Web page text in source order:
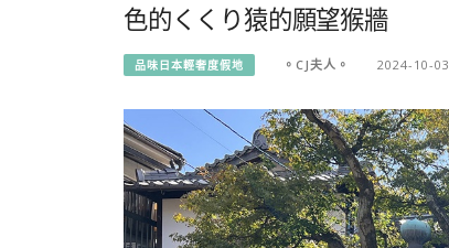
色的くくり猿的願望猴牆
品味日本輕奢度假地 。CJ夫人。 2024-10-03